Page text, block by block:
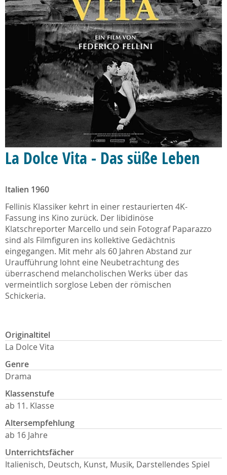
La Dolce Vita - Das süße Leben
Italien 1960
Fellinis Klassiker kehrt in einer restaurierten 4K-
Fassung ins Kino zurück. Der libidinöse
Klatschreporter Marcello und sein Fotograf Paparazzo
sind als Filmfiguren ins kollektive Gedächtnis
eingegangen. Mit mehr als 60 Jahren Abstand zur
Uraufführung lohnt eine Neubetrachtung des
überraschend melancholischen Werks über das
vermeintlich sorglose Leben der römischen
Schickeria.
Originaltitel
La Dolce Vita
Genre
Drama
Klassenstufe
ab 11. Klasse
Altersempfehlung
ab 16 Jahre
Unterrichtsfächer
Italienisch, Deutsch, Kunst, Musik, Darstellendes Spiel